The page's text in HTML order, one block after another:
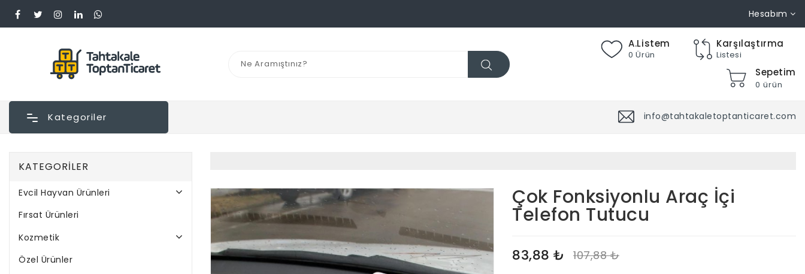
Hesabım
A.Listem
0 Ürün
Karşılaştırma
Listesi
Sepetim
0 ürün
Kategoriler info@tahtakaletoptanticaret.com
KATEGORILER
Evcil Hayvan Ürünleri
Fırsat Ürünleri
Kozmetik
Özel Ürünler
Çok Fonksiyonlu Araç İçi
Telefon Tutucu
83,88 ₺ 107,88 ₺